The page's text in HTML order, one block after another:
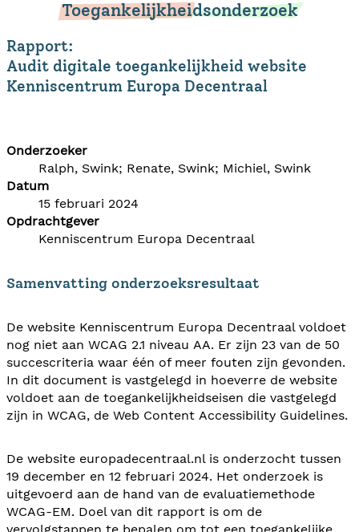
Toegankelijkheidsonderzoek
Rapport:
Audit digitale toegankelijkheid website
Kenniscentrum Europa Decentraal
Onderzoeker
Ralph, Swink; Renate, Swink; Michiel, Swink
Datum
15 februari 2024
Opdrachtgever
Kenniscentrum Europa Decentraal
Samenvatting onderzoeksresultaat
De website Kenniscentrum Europa Decentraal voldoet
nog niet aan WCAG 2.1 niveau AA. Er zijn 23 van de 50
succescriteria waar één of meer fouten zijn gevonden.
In dit document is vastgelegd in hoeverre de website
voldoet aan de toegankelijkheidseisen die vastgelegd
zijn in WCAG, de Web Content Accessibility Guidelines.
De website europadecentraal.nl is onderzocht tussen
19 december en 12 februari 2024. Het onderzoek is
uitgevoerd aan de hand van de evaluatiemethode
WCAG-EM. Doel van dit rapport is om de
vervolgstappen te bepalen om tot een toegankelijke